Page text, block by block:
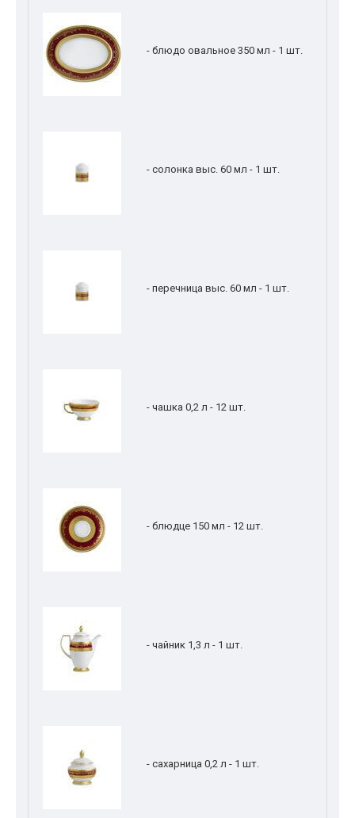
- блюдо овальное 350 мл - 1 шт.
- солонка выс. 60 мл - 1 шт.
- перечница выс. 60 мл - 1 шт.
- чашка 0,2 л - 12 шт.
- блюдце 150 мл - 12 шт.
- чайник 1,3 л - 1 шт.
- сахарница 0,2 л - 1 шт.